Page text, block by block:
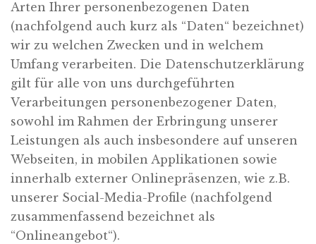
Arten Ihrer personenbezogenen Daten
(nachfolgend auch kurz als “Daten“ bezeichnet)
wir zu welchen Zwecken und in welchem
Umfang verarbeiten. Die Datenschutzerklärung
gilt für alle von uns durchgeführten
Verarbeitungen personenbezogener Daten,
sowohl im Rahmen der Erbringung unserer
Leistungen als auch insbesondere auf unseren
Webseiten, in mobilen Applikationen sowie
innerhalb externer Onlinepräsenzen, wie z.B.
unserer Social-Media-Profile (nachfolgend
zusammenfassend bezeichnet als
“Onlineangebot“).